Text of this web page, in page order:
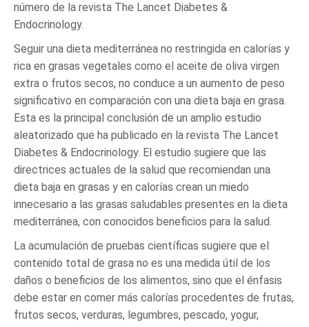
número de la revista The Lancet Diabetes &
Endocrinology.
Seguir una dieta mediterránea no restringida en calorías y
rica en grasas vegetales como el aceite de oliva virgen
extra o frutos secos, no conduce a un aumento de peso
significativo en comparación con una dieta baja en grasa.
Esta es la principal conclusión de un amplio estudio
aleatorizado que ha publicado en la revista The Lancet
Diabetes & Endocrinology. El estudio sugiere que las
directrices actuales de la salud que recomiendan una
dieta baja en grasas y en calorías crean un miedo
innecesario a las grasas saludables presentes en la dieta
mediterránea, con conocidos beneficios para la salud.
La acumulación de pruebas científicas sugiere que el
contenido total de grasa no es una medida útil de los
daños o beneficios de los alimentos, sino que el énfasis
debe estar en comer más calorías procedentes de frutas,
frutos secos, verduras, legumbres, pescado, yogur,